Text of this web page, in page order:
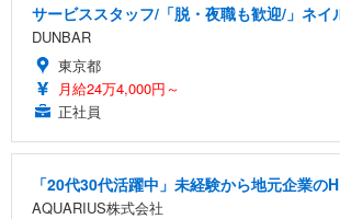
サービススタッフ/「脱・夜職も歓迎/」ネ
DUNBAR
東京都
月給24万4,000円～
正社員
「20代30代活躍中」未経験から地元企業
AQUARIUS株式会社